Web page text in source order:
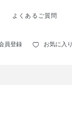
よくあるご質問
員登録 お気に入り